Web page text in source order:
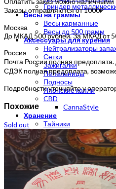
Гриндер
Весы на граммы
Весы карманные
Весы до 500 грамм
Аксессуары для курения
Нейтрализаторы
Сетки
Зажигалки
Пепельницы
Подносы
Японские капли
CBD
CannaStyle
Хранение
Тайники
Зиплоки
Click Box
Вакуумные
Бумажки и фильтры
Бумага для
Бланты
Конусы
Заказы отправляются от 1000₽
Москва
До МКАД 500 рублей. За МКАД от
Россия
Почта России полная предоплата.
СДЭК полная предоплата,
Подробности уточняйте у
Похожие
Sold out